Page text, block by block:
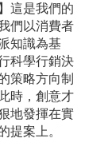
這是我們的
們以消費者
知識為基
科學行銷決
策略方向制
時，創意才
地發揮在實
提案上。